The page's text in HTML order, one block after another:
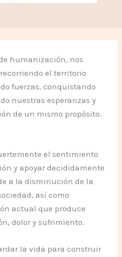
humanización, nos
el territorio
fuerzas, conquistando
nuestras esperanzas y
de un mismo propósito.
el sentimiento
y apoyar decididamente
a la disminución de la
así como
actual que produce
dolor y sufrimiento.
la vida para construir